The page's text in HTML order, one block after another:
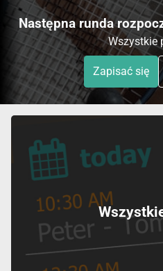
Następna runda
Wszystkie
Zapisać się